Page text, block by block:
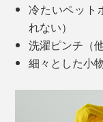
冷たいペット
れない）
洗濯ピンチ（
細々とした小